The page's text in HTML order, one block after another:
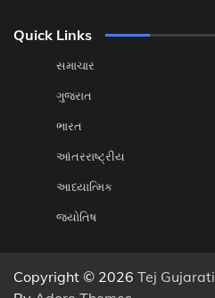
Quick Links
સમાચાર
ગુજરાત
ભારત
આંતરરાષ્ટ્રીય
આધ્યાત્મિક
જ્યોતિષ
Copyright © 2026 Tej Gujarati